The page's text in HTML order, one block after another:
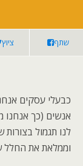
שתף ציוץ
כבעלי עסקים
אנשים (כך אנחנו
לנו תגמול בצורות
וממלאת את החלל